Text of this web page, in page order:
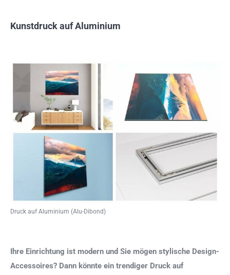
Kunstdruck auf Aluminium
Druck auf Aluminium (Alu-Dibond)
Ihre Einrichtung ist modern und Sie mögen stylische Design-
Accessoires? Dann könnte ein trendiger Druck auf